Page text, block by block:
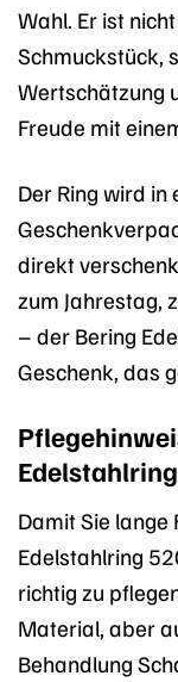
Wahl. Er ist
Schmuckstück,
Wertschätzung
Freude mit
Der Ring wird in
direkt
zum Jahrestag,
– der Bering
Geschenk, das
Edelstahlring
Damit Sie lange
Edelstahlring
richtig zu
Material, aber
Behandlung